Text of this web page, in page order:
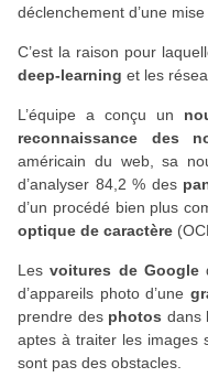
déclenchement d’une mise
C’est la raison pour
deep-learning et les
L’équipe a conçu un
reconnaissance des
américain du web, sa
d’analyser 84,2 % des
d’un procédé bien plus
optique de caractère
Lesvoitures de Google
d’appareils photo d’une
prendre des photos dans
aptes à traiter les images
sont pas des obstacles.